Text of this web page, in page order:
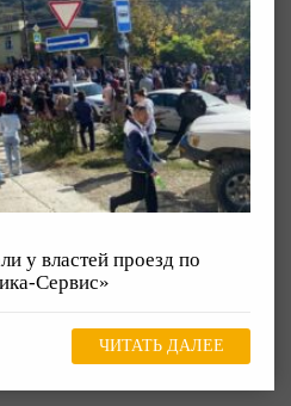
у властей проезд по
Сервис»
ЧИТАТЬ ДАЛЕЕ